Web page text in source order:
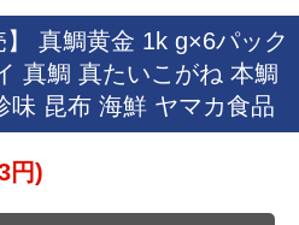
】 真鯛黄金 1k g×6パック
真鯛 真たいこがね 本鯛
味 昆布 海鮮 ヤマカ食品
円)